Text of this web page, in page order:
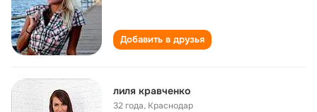
Добавить в друзья
лиля кравченко
32 года, Краснодар